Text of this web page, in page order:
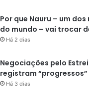
Por que Nauru – um
do mundo – vai trocar
Há 2 dias
Negociações pelo
registram “progressos”
Há 3 dias